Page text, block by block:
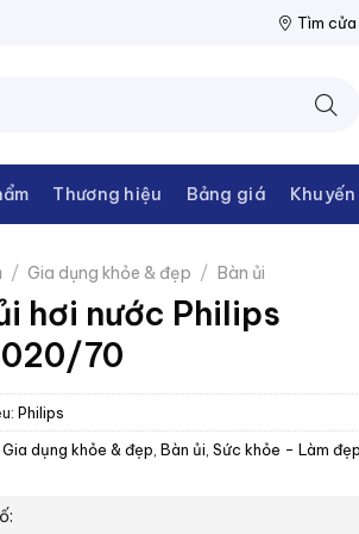
NPP THIẾT BỊ
Tìm cửa
Thương hiệu Bảng giá Khuyến
/ Gia dụng khỏe & đẹp / Bàn ủi
hơi nước Philips
70
Philips
Gia dụng khỏe & đẹp Bàn ủi Sức khỏe - Làm đẹp